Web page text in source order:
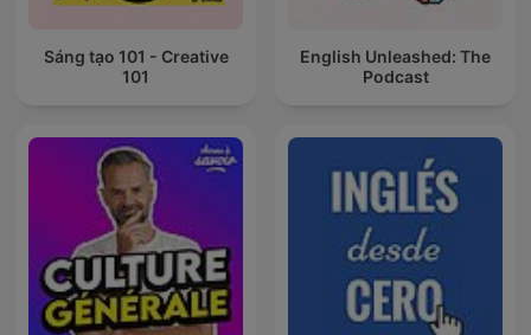
Sáng tạo 101 - Creative
101
English Unleashed: The
Podcast